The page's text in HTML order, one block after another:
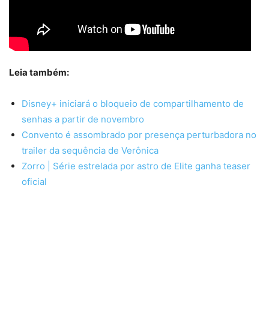
Leia também:
Disney+ iniciará o bloqueio de compartilhamento de
senhas a partir de novembro
Convento é assombrado por presença perturbadora no
trailer da sequência de Verônica
Zorro | Série estrelada por astro de Elite ganha teaser
oficial